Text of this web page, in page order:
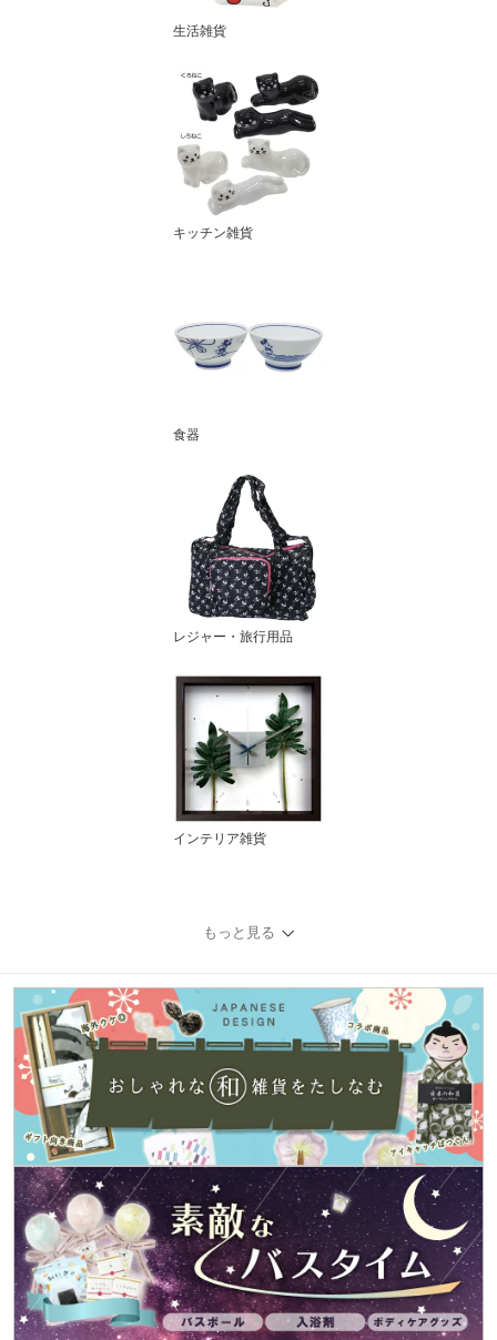
生活雑貨
キッチン雑貨
食器
レジャー・旅行用品
インテリア雑貨
もっと見る